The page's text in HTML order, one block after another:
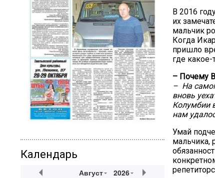
Календарь
Август 2026
В 2016
их
мальчик
Когда
пришло
где
– Почему
– На
вновь
Колумбии
нам
Умай
мальчика,